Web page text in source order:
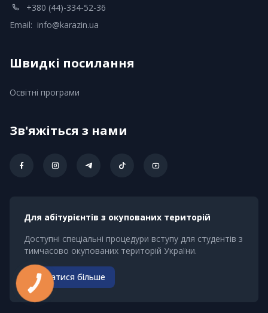
+380 (44)-334-52-36
Email: info@karazin.ua
Швидкі посилання
Освітні програми
Зв'яжіться з нами
Для абітурієнтів з окупованих територій
Доступні спеціальні процедури вступу для студентів з
тимчасово окупованих територій України.
Дізнатися більше
КНОПКА
ЗВ'ЯЗКУ